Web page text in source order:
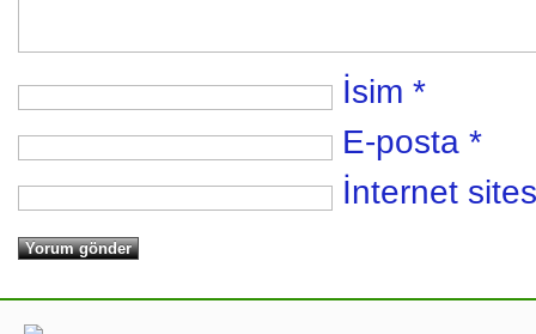
İsim *
E-posta *
İnternet